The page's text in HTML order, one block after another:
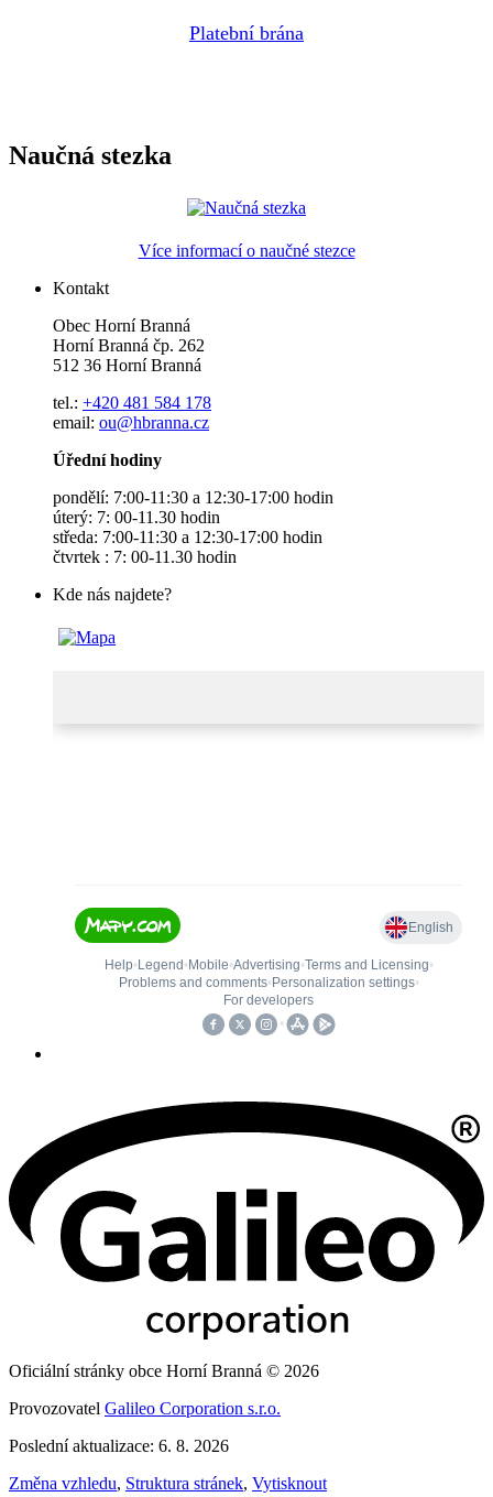
Platební brána
Naučná stezka
Více informací o naučné stezce
Kontakt
Obec Horní Branná
Horní Branná čp. 262
512 36 Horní Branná
tel.: +420 481 584 178
email: ou@hbranna.cz
Úřední hodiny
pondělí: 7:00-11:30 a 12:30-17:00 hodin
úterý: 7: 00-11.30 hodin
středa: 7:00-11:30 a 12:30-17:00 hodin
čtvrtek : 7: 00-11.30 hodin
Kde nás najdete?
Oficiální stránky obce Horní Branná © 2026
Provozovatel Galileo Corporation s.r.o.
Poslední aktualizace: 6. 8. 2026
Změna vzhledu, Struktura stránek, Vytisknout